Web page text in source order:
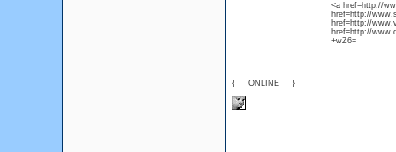
{___ONLINE___}
<a href=http://
href=http://
href=http://
href=http://
+wZ6=